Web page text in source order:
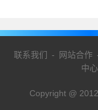
联系我们 - 网站合作
中心
Copyright @